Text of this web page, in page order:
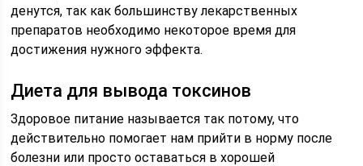
денутся, так как большинству лекарственных
препаратов необходимо некоторое время для
достижения нужного эффекта.
Диета для вывода токсинов
Здоровое питание называется так потому, что
действительно помогает нам прийти в норму после
болезни или просто оставаться в хорошей